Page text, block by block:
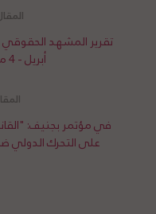
أبريل - 4 مايو/ أيار 2024
في مؤتمر بجنيف:
على التحرك الدولي